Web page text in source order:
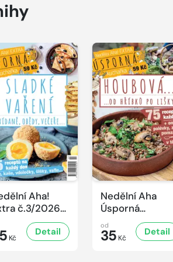
Aha!
č.3/2026
-
vaření
Kč
Detail
Nedělní Aha
Úsporná
kuchařka -
Houbová... od
hříbků po lišky
od
35 Kč
Detail